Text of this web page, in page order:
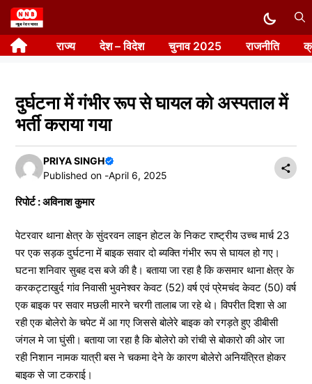
Skip
to
content राज्य देश – विदेश चुनाव 2025 राजनीति
दुर्घटना में गंभीर रूप से घायल को अस्पताल में
भर्ती कराया गया
PRIYA SINGH
Published on -April 6, 2025
रिपोर्ट : अविनाश कुमार
पेटरवार थाना क्षेत्र के सुंदरवन लाइन होटल के निकट राष्ट्रीय उच्च मार्च 23
पर एक सड़क दुर्घटना में बाइक सवार दो ब्यक्ति गंभीर रूप से घायल हो गए।
घटना शनिवार सुबह दस बजे की है। बताया जा रहा है कि कसमार थाना क्षेत्र के
करकट्टाखुर्द गांव निवासी भुवनेश्वर केवट (52) वर्ष एवं प्रेमचंद केवट (50) वर्ष
एक बाइक पर सवार मछली मारने चरगी तालाब जा रहे थे। विपरीत दिशा से आ
रही एक बोलेरो के चपेट में आ गए जिससे बोलेरे बाइक को रगड़ते हुए डीबीसी
जंगल मे जा घुंसी। बताया जा रहा है कि बोलेरो को रांची से बोकारो की ओर जा
रही निशान नामक यात्री बस ने चकमा देने के कारण बोलेरो अनियंत्रित होकर
बाइक से जा टकराई।